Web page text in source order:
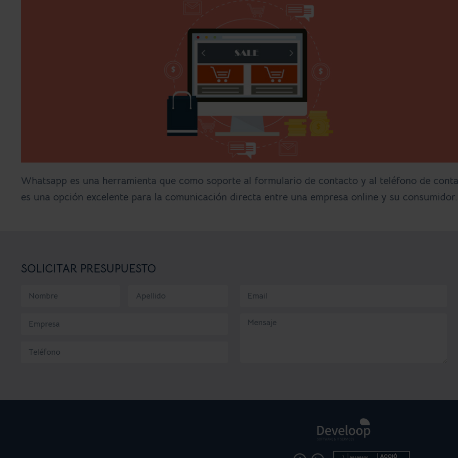
Whatsapp es una herramienta que como soporte al formulario de contacto y al teléfono de
es una opción excelente para la comunicación directa entre una empresa online y su consumidor.
SOLICITAR PRESUPUESTO